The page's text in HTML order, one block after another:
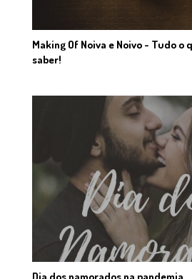
Making Of Noiva e Noivo - Tudo o
saber!